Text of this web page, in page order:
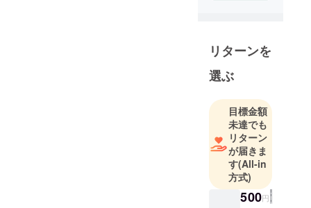
リターンを
選ぶ
目標金額
未達でも
リターン
が届きま
す(All-in
方式)
500円